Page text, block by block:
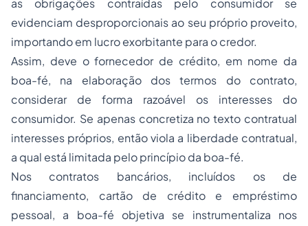
as obrigações contraídas pelo consumidor se
evidenciam desproporcionais ao seu próprio proveito,
importando em lucro exorbitante para o credor.
Assim, deve o fornecedor de crédito, em nome da
boa-fé, na elaboração dos termos do contrato,
considerar de forma razoável os interesses do
consumidor. Se apenas concretiza no texto contratual
interesses próprios, então viola a liberdade contratual,
a qual está limitada pelo princípio da boa-fé.
Nos contratos bancários, incluídos os de
financiamento, cartão de crédito e empréstimo
pessoal, a boa-fé objetiva se instrumentaliza nos